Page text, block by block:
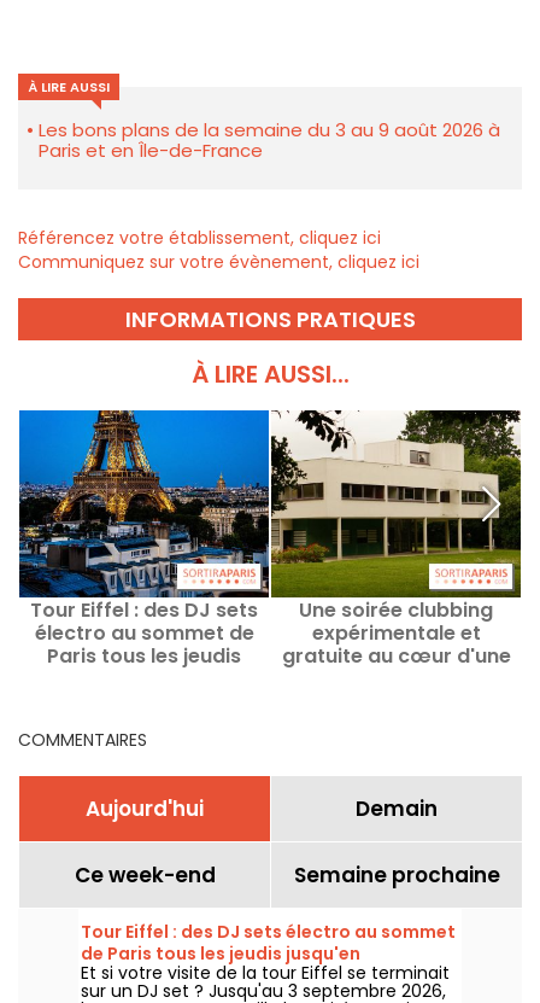
À LIRE AUSSI
Les bons plans de la semaine du 3 au 9 août 2026 à
Paris et en Île-de-France
Référencez votre établissement, cliquez ici
Communiquez sur votre évènement, cliquez ici
INFORMATIONS PRATIQUES
À LIRE AUSSI...
Tour Eiffel : des DJ sets
électro au sommet de
Paris tous les jeudis
Une soirée clubbing
expérimentale et
gratuite au cœur d'une
COMMENTAIRES
Aujourd'hui Demain
Ce week-end Semaine prochaine
Tour Eiffel : des DJ sets électro au sommet
de Paris tous les jeudis jusqu'en
septembre
Et si votre visite de la tour Eiffel se terminait
sur un DJ set ? Jusqu'au 3 septembre 2026,